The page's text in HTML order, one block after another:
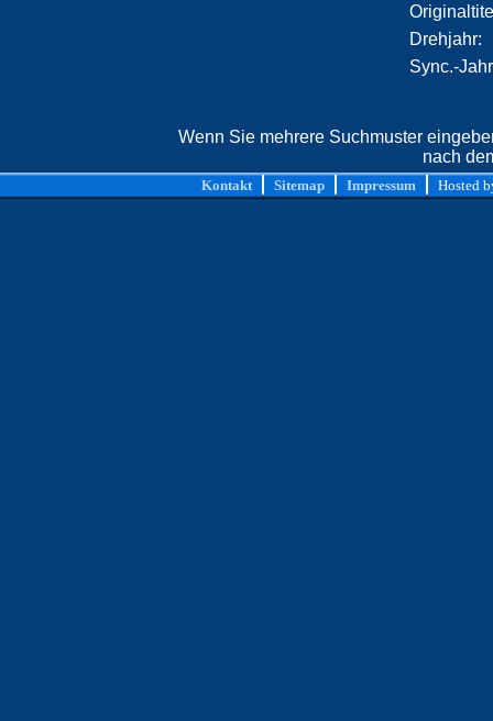
Drehjahr:
Sync.-
Wenn Sie mehrere Suchmuster
nach
Kontakt Sitemap Impressum Hosted